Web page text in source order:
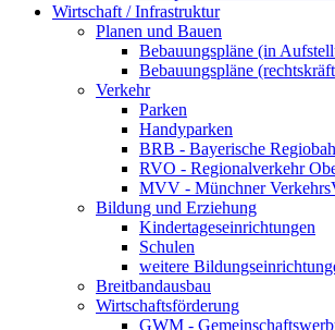
Wirtschaft / Infrastruktur
Planen und Bauen
Bebauungspläne (in
Bebauungspläne
Verkehr
Parken
Handyparken
BRB - Bayerische
RVO - Regionalverkehr
MVV - Münchner
Bildung und Erziehung
Kindertageseinrichtungen
Schulen
weitere
Breitbandausbau
Wirtschaftsförderung
GWM -